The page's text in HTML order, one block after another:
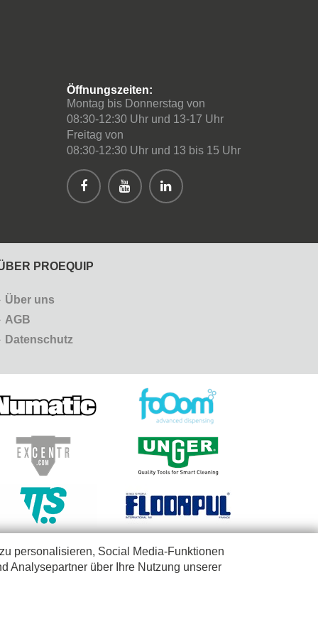
personalisieren, Social Media-Funktionen
Analysepartner über Ihre Nutzung unserer
Öffnungszeiten:
Montag bis Donnerstag von
08:30-12:30 Uhr und 13-17 Uhr
Freitag von
08:30-12:30 Uhr und 13 bis 15 Uhr
PROEQUIP
Über uns
AGB
Datenschutz